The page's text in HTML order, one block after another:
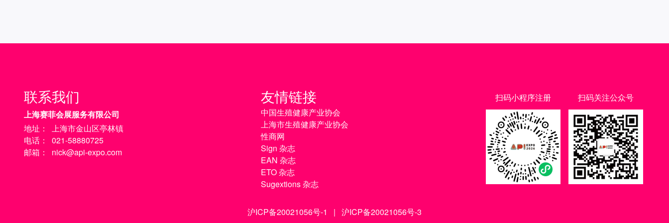
联系我们
上海赛菲会展服务有限公司
地址：
上海市金山区亭林镇
电话：
021-58880725
邮箱：
nick@api-expo.com
友情链接
中国生殖健康产业协会
上海市生殖健康产业协会
性商网
Sign 杂志
EAN 杂志
ETO 杂志
Sugextions 杂志
扫码小程序注册 扫码关注公众号
沪ICP备20021056号-1 | 沪ICP备20021056号-3